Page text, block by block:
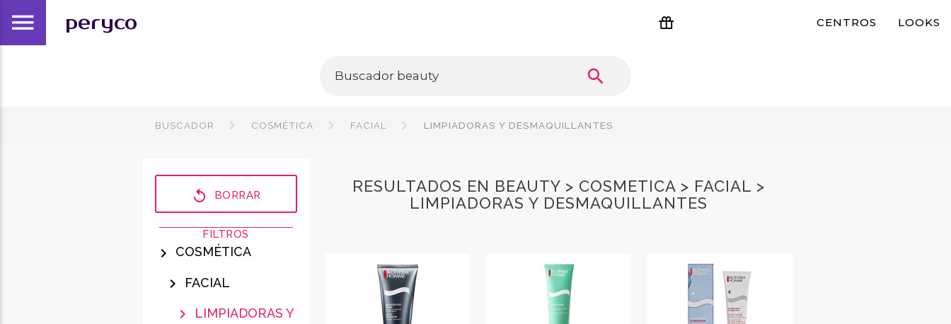
menu peryco CENTROS LOOKS
search
BUSCADOR COSMÉTICA FACIAL LIMPIADORAS Y DESMAQUILLANTES
replay BORRAR
FILTROS
chevron_right COSMÉTICA
chevron_right FACIAL
chevron_right
LIMPIADORAS Y
RESULTADOS EN BEAUTY > COSMETICA > FACIAL >
LIMPIADORAS Y DESMAQUILLANTES